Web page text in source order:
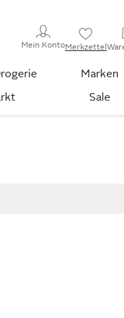
Mein KontoMerkzettel
Marken
Sale